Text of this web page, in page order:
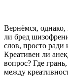
Вернёмся,
ли бред
слов, просто ради
Креативен ли
вопрос? Где
между